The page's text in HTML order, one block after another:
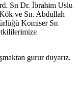
Sn Dr. İbrahim Uslu
ve Sn. Abdullah
Komiser Sn
gurur duyarız.